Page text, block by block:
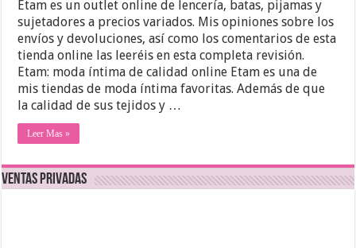
Etam es un outlet online de lencería, batas, pijamas y
sujetadores a precios variados. Mis opiniones sobre los
envíos y devoluciones, así como los comentarios de esta
tienda online las leeréis en esta completa revisión.
Etam: moda íntima de calidad online Etam es una de
mis tiendas de moda íntima favoritas. Además de que
la calidad de sus tejidos y …
Leer Mas »
Ventas Privadas